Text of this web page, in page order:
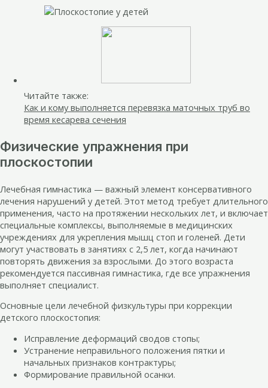
Читайте также:
Как и кому выполняется перевязка маточных труб во
время кесарева сечения
Физические упражнения при
плоскостопии
Лечебная гимнастика — важный элемент консервативного
лечения нарушений у детей. Этот метод требует длительного
применения, часто на протяжении нескольких лет, и включает
специальные комплексы, выполняемые в медицинских
учреждениях для укрепления мышц стоп и голеней. Дети
могут участвовать в занятиях с 2,5 лет, когда начинают
повторять движения за взрослыми. До этого возраста
рекомендуется пассивная гимнастика, где все упражнения
выполняет специалист.
Основные цели лечебной физкультуры при коррекции
детского плоскостопия:
Исправление деформаций сводов стопы;
Устранение неправильного положения пятки и
начальных признаков контрактуры;
Формирование правильной осанки.